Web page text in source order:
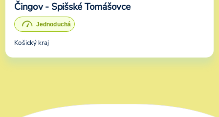
Čingov - Spišské Tomášovce
Košický kraj